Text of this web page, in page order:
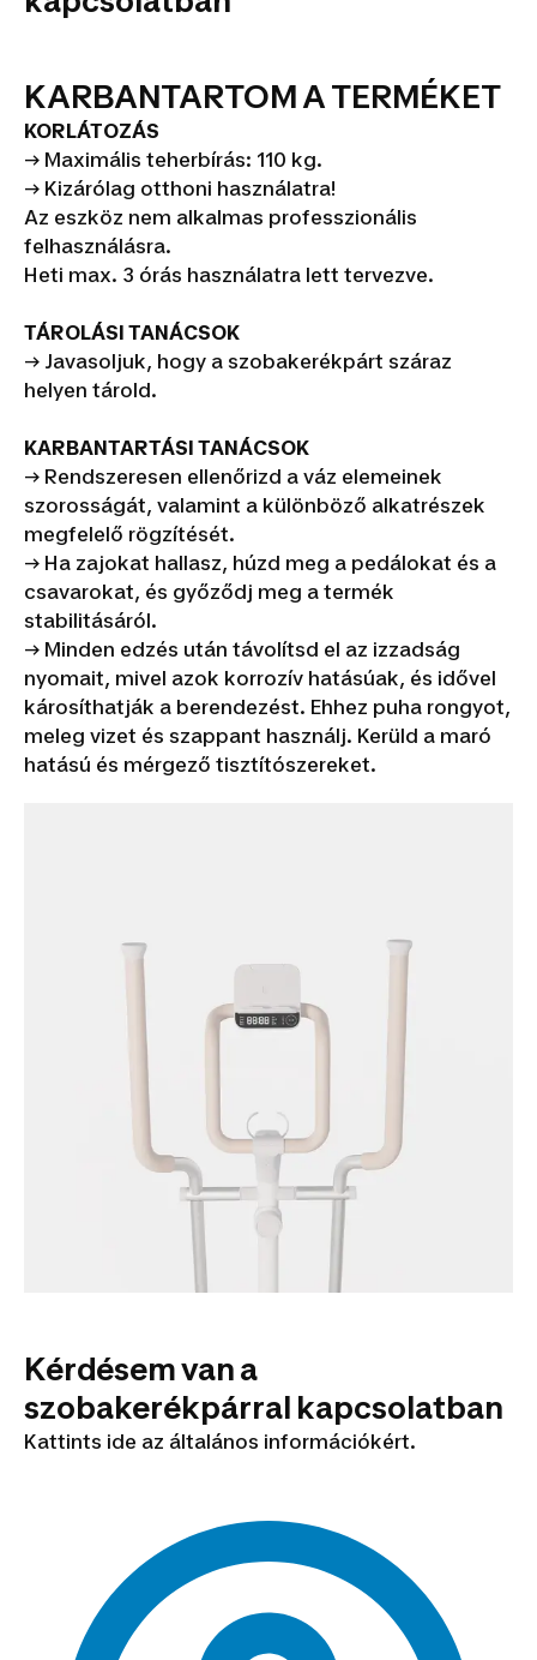
KARBANTARTOM A TERMÉKET
KORLÁTOZÁS
→ Maximális teherbírás: 110 kg.
→ Kizárólag otthoni használatra!
Az eszköz nem alkalmas professzionális
felhasználásra.
Heti max. 3 órás használatra lett tervezve.
TÁROLÁSI TANÁCSOK
→ Javasoljuk, hogy a szobakerékpárt száraz
helyen tárold.
KARBANTARTÁSI TANÁCSOK
→ Rendszeresen ellenőrizd a váz elemeinek
szorosságát, valamint a különböző alkatrészek
megfelelő rögzítését.
→ Ha zajokat hallasz, húzd meg a pedálokat és a
csavarokat, és győződj meg a termék
stabilitásáról.
→ Minden edzés után távolítsd el az izzadság
nyomait, mivel azok korrozív hatásúak, és idővel
károsíthatják a berendezést. Ehhez puha rongyot,
meleg vizet és szappant használj. Kerüld a maró
hatású és mérgező tisztítószereket.
Kérdésem van a
szobakerékpárral kapcsolatban
Kattints ide az általános információkért.